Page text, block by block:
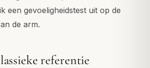
een gevoeligheidstest uit op de
de arm.
referentie